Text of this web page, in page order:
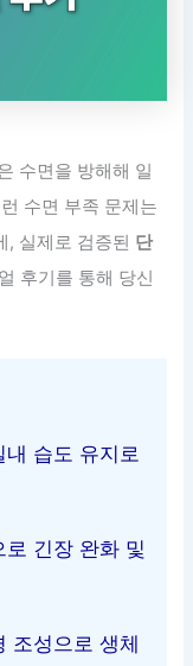
수면을 방해해 일
수면 부족 문제는
, 실제로 검증된 단
후기를 통해 당신
습도 유지로
긴장 완화 및
조성으로 생체